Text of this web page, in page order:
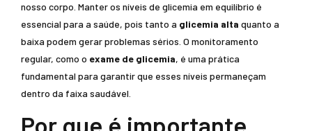
nosso corpo. Manter os níveis de glicemia em equilíbrio é
essencial para a saúde, pois tanto a glicemia alta quanto a
baixa podem gerar problemas sérios. O monitoramento
regular, como o exame de glicemia, é uma prática
fundamental para garantir que esses níveis permaneçam
dentro da faixa saudável.
Por que é importante